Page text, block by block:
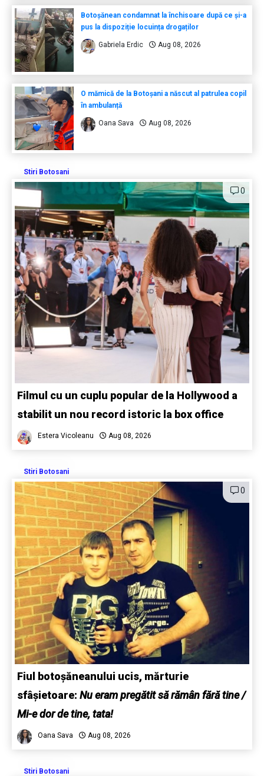
Botoșănean condamnat la închisoare după ce și-a
pus la dispoziție locuința drogaților
Gabriela Erdic Aug 08, 2026
O mămică de la Botoșani a născut al patrulea copil
în ambulanță
Oana Sava Aug 08, 2026
Stiri Botosani
0
Filmul cu un cuplu popular de la Hollywood a
stabilit un nou record istoric la box office
Estera Vicoleanu Aug 08, 2026
Stiri Botosani
0
Fiul botoșăneanului ucis, mărturie
sfâșietoare: Nu eram pregătit să rămân fără tine /
Mi-e dor de tine, tata!
Oana Sava Aug 08, 2026
Stiri Botosani